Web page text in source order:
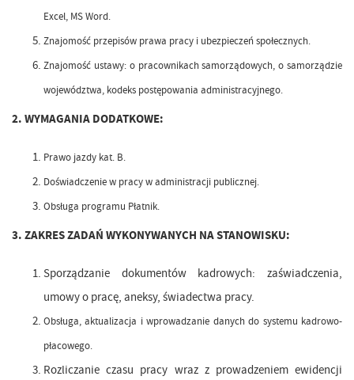
Excel, MS Word.
Znajomość przepisów prawa pracy i ubezpieczeń społecznych.
Znajomość ustawy: o pracownikach samorządowych, o samorządzie
województwa, kodeks postępowania administracyjnego.
2. WYMAGANIA DODATKOWE:
Prawo jazdy kat. B.
Doświadczenie w pracy w administracji publicznej.
Obsługa programu Płatnik.
3. ZAKRES ZADAŃ WYKONYWANYCH NA STANOWISKU:
Sporządzanie dokumentów kadrowych: zaświadczenia,
umowy o pracę, aneksy, świadectwa pracy.
Obsługa, aktualizacja i wprowadzanie danych do systemu kadrowo-
płacowego.
Rozliczanie czasu pracy wraz z prowadzeniem ewidencji